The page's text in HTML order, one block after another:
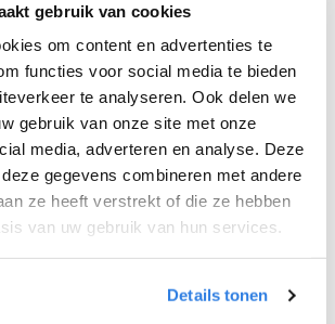
gebruik van cookies
om content en advertenties te
functies voor social media te bieden
te analyseren. Ook delen we
gebruik van onze site met onze
media, adverteren en analyse. Deze
gegevens combineren met andere
ze heeft verstrekt of die ze hebben
van uw gebruik van hun services.
Details tonen
to thekrantenbezorgen.nl
can easily sign up to deliver
get started soon and wish you
🚴‍♂️💨